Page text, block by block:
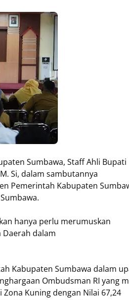
Sumbawa, Staff Ahli Bupati
Si, dalam sambutannya
Pemerintah Kabupaten
hanya perlu merumuskan
dalam
Kabupaten Sumbawa dalam
Ombudsman RI yang
Kuning dengan Nilai 67,24